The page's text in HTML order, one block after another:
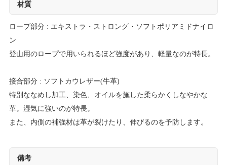
材質
ロープ部分 : エキストラ・ストロング・ソフトポリアミドナイロ
ン
登山用のロープで用いられるほど強度があり、軽量なのが特長。
接合部分 : ソフトカウレザー(牛革)
特別ななめし加工、染色、オイルを施した柔らかくしなやかな
革。湿気に強いのが特長。
また、内側の補強材は革が裂けたり、伸びるのを予防します。
備考